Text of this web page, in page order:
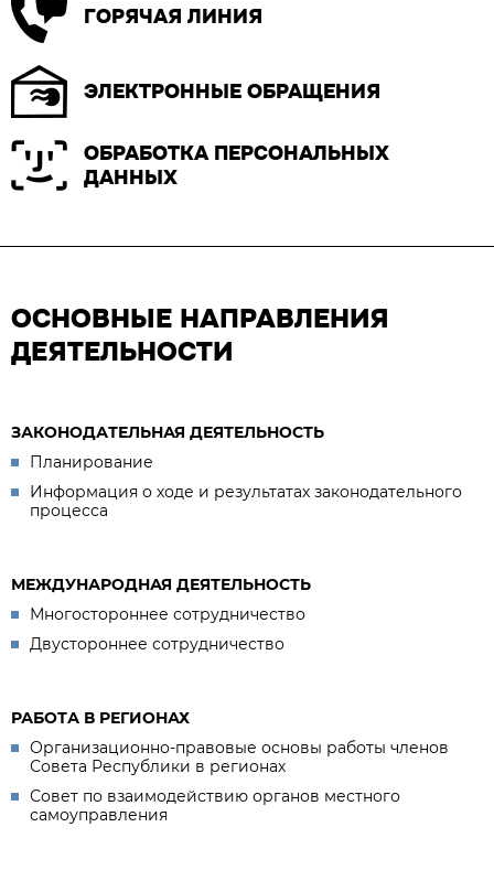
ГОРЯЧАЯ ЛИНИЯ
ЭЛЕКТРОННЫЕ ОБРАЩЕНИЯ
ОБРАБОТКА ПЕРСОНАЛЬНЫХ
ДАННЫХ
ОСНОВНЫЕ НАПРАВЛЕНИЯ
ДЕЯТЕЛЬНОСТИ
ЗАКОНОДАТЕЛЬНАЯ ДЕЯТЕЛЬНОСТЬ
Планирование
Информация о ходе и результатах законодательного
процесса
МЕЖДУНАРОДНАЯ ДЕЯТЕЛЬНОСТЬ
Многостороннее сотрудничество
Двустороннее сотрудничество
РАБОТА В РЕГИОНАХ
Организационно-правовые основы работы членов
Совета Республики в регионах
Совет по взаимодействию органов местного
самоуправления